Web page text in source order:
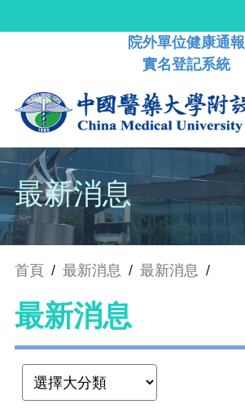
院外單位健康通報
實名登記系統
最新消息
首頁 / 最新消息 / 最新消息 /
最新消息